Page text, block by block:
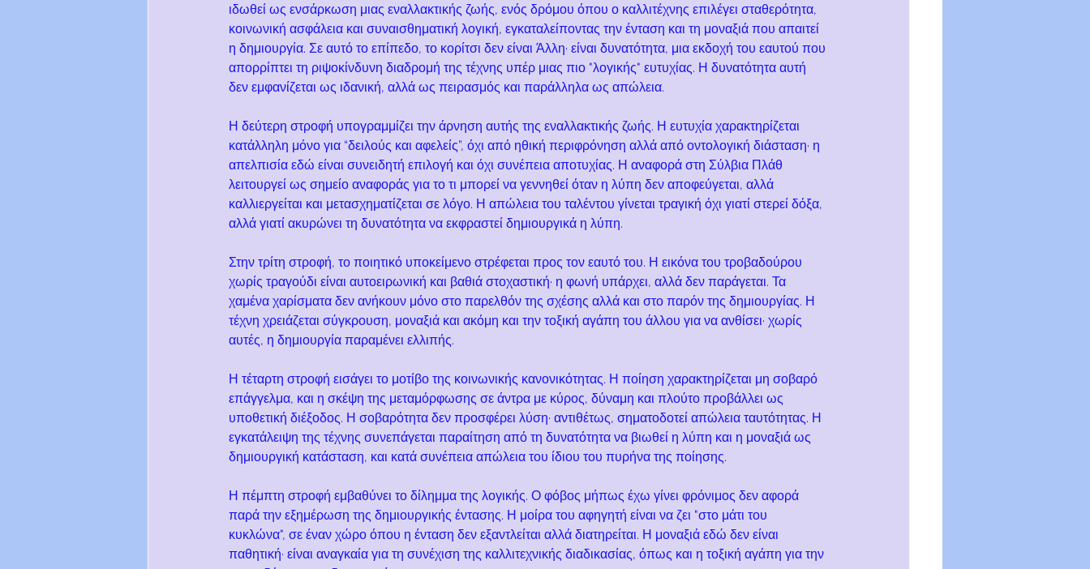
ιδωθεί ως ενσάρκωση μιας εναλλακτικής ζωής, ενός δρόμου όπου ο καλλιτέχνης επιλέγει σταθερότητα,
κοινωνική ασφάλεια και συναισθηματική λογική, εγκαταλείποντας την ένταση και τη μοναξιά που απαιτεί
η δημιουργία. Σε αυτό το επίπεδο, το κορίτσι δεν είναι Άλλη· είναι δυνατότητα, μια εκδοχή του εαυτού που
απορρίπτει τη ριψοκίνδυνη διαδρομή της τέχνης υπέρ μιας πιο "λογικής" ευτυχίας. Η δυνατότητα αυτή
δεν εμφανίζεται ως ιδανική, αλλά ως πειρασμός και παράλληλα ως απώλεια.
Η δεύτερη στροφή υπογραμμίζει την άρνηση αυτής της εναλλακτικής ζωής. Η ευτυχία χαρακτηρίζεται
κατάλληλη μόνο για “δειλούς και αφελείς”, όχι από ηθική περιφρόνηση αλλά από οντολογική διάσταση· η
απελπισία εδώ είναι συνειδητή επιλογή και όχι συνέπεια αποτυχίας. Η αναφορά στη Σύλβια Πλάθ
λειτουργεί ως σημείο αναφοράς για το τι μπορεί να γεννηθεί όταν η λύπη δεν αποφεύγεται, αλλά
καλλιεργείται και μετασχηματίζεται σε λόγο. Η απώλεια του ταλέντου γίνεται τραγική όχι γιατί στερεί δόξα,
αλλά γιατί ακυρώνει τη δυνατότητα να εκφραστεί δημιουργικά η λύπη.
Στην τρίτη στροφή, το ποιητικό υποκείμενο στρέφεται προς τον εαυτό του. Η εικόνα του τροβαδούρου
χωρίς τραγούδι είναι αυτοειρωνική και βαθιά στοχαστική· η φωνή υπάρχει, αλλά δεν παράγεται. Τα
χαμένα χαρίσματα δεν ανήκουν μόνο στο παρελθόν της σχέσης αλλά και στο παρόν της δημιουργίας. Η
τέχνη χρειάζεται σύγκρουση, μοναξιά και ακόμη και την τοξική αγάπη του άλλου για να ανθίσει· χωρίς
αυτές, η δημιουργία παραμένει ελλιπής.
Η τέταρτη στροφή εισάγει το μοτίβο της κοινωνικής κανονικότητας. Η ποίηση χαρακτηρίζεται μη σοβαρό
επάγγελμα, και η σκέψη της μεταμόρφωσης σε άντρα με κύρος, δύναμη και πλούτο προβάλλει ως
υποθετική διέξοδος. Η σοβαρότητα δεν προσφέρει λύση· αντιθέτως, σηματοδοτεί απώλεια ταυτότητας. Η
εγκατάλειψη της τέχνης συνεπάγεται παραίτηση από τη δυνατότητα να βιωθεί η λύπη και η μοναξιά ως
δημιουργική κατάσταση, και κατά συνέπεια απώλεια του ίδιου του πυρήνα της ποίησης.
Η πέμπτη στροφή εμβαθύνει το δίλημμα της λογικής. Ο φόβος μήπως έχω γίνει φρόνιμος δεν αφορά
παρά την εξημέρωση της δημιουργικής έντασης. Η μοίρα του αφηγητή είναι να ζει "στο μάτι του
κυκλώνα", σε έναν χώρο όπου η ένταση δεν εξαντλείται αλλά διατηρείται. Η μοναξιά εδώ δεν είναι
παθητική· είναι αναγκαία για τη συνέχιση της καλλιτεχνικής διαδικασίας, όπως και η τοξική αγάπη για την